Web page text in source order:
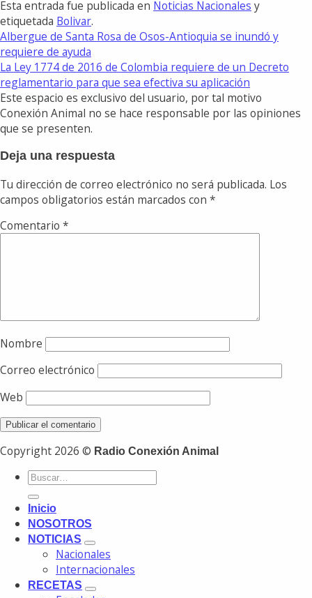
Esta entrada fue publicada en Noticias Nacionales y
etiquetada Bolivar.
Albergue de Santa Rosa de Osos-Antioquia se inundó y
requiere de ayuda
La Ley 1774 de 2016 de Colombia requiere de un Decreto
reglamentario para que sea efectiva su aplicación
Este espacio es exclusivo del usuario, por tal motivo
Conexión Animal no se hace responsable por las opiniones
que se presenten.
Deja una respuesta
Tu dirección de correo electrónico no será publicada. Los
campos obligatorios están marcados con *
Comentario *
Nombre
Correo electrónico
Web
Copyright 2026 © Radio Conexión Animal
Inicio
NOSOTROS
NOTICIAS
Nacionales
Internacionales
RECETAS